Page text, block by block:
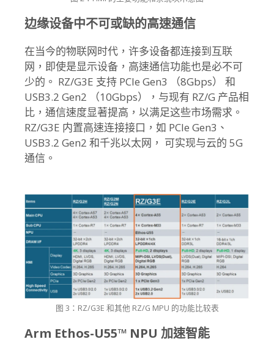
边缘设备中不可或缺的高速通信
在当今的物联网时代，许多设备都连接到互联
网，即使是显示设备，高速通信功能也是必不可
少的。 RZ/G3E 支持 PCIe Gen3 （8Gbps） 和
USB3.2 Gen2 （10Gbps），与现有 RZ/G 产品相
比，通信速度显著提高，以满足这些市场需求。
RZ/G3E 内置高速连接接口，如 PCIe Gen3、
USB3.2 Gen2 和千兆以太网， 可实现与云的 5G
通信。
图 3：RZ/G3E 和其他 RZ/G MPU 的功能比较表
Arm Ethos-U55™ NPU 加速智能